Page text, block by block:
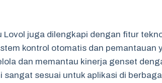
Lovol juga dilengkapi dengan fitur
kontrol otomatis dan
dan memantau kinerja genset
sangat sesuai untuk aplikasi di